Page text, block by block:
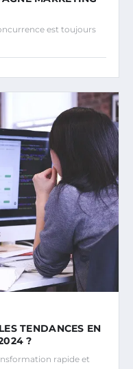
est toujours
TENDANCES EN
?
rapide et